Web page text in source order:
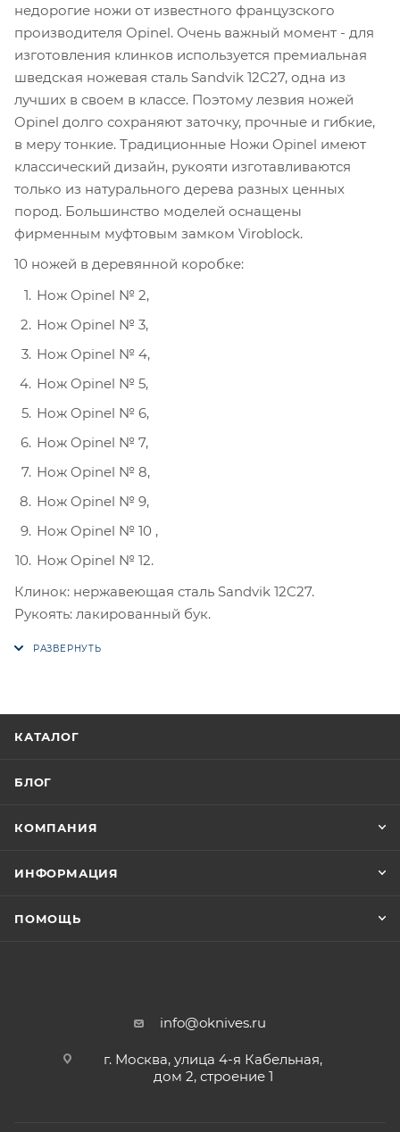
недорогие ножи от известного французского
производителя Opinel. Очень важный момент - для
изготовления клинков используется премиальная
шведская ножевая сталь Sandvik 12C27, одна из
лучших в своем в классе. Поэтому лезвия ножей
Opinel долго сохраняют заточку, прочные и гибкие,
в меру тонкие. Традиционные Ножи Opinel имеют
классический дизайн, рукояти изготавливаются
только из натурального дерева разных ценных
пород. Большинство моделей оснащены
фирменным муфтовым замком Viroblock.
10 ножей в деревянной коробке:
Нож Opinel № 2,
Нож Opinel № 3,
Нож Opinel № 4,
Нож Opinel № 5,
Нож Opinel № 6,
Нож Opinel № 7,
Нож Opinel № 8,
Нож Opinel № 9,
Нож Opinel № 10 ,
Нож Opinel № 12.
Клинок: нержавеющая сталь Sandvik 12C27.
Рукоять: лакированный бук.
КАТАЛОГ
БЛОГ
КОМПАНИЯ
ИНФОРМАЦИЯ
ПОМОЩЬ
info@oknives.ru
г. Москва, улица 4-я Кабельная,
дом 2, строение 1